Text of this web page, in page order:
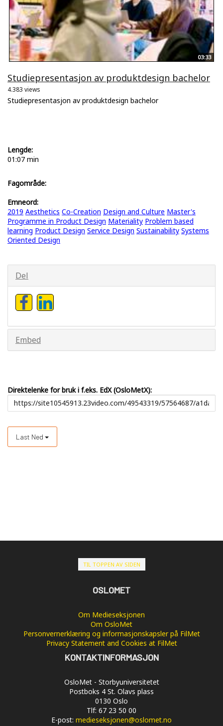
03:33
Studiepresentasjon av produktdesign bachelor
4.383 views
Studiepresentasjon av produktdesign bachelor
Lengde:
01:07 min
Fagområde:
Emneord:
2019 Aesthetics Co-Creation Design and Culture Master's
Programme in Product Design Materiality Problem based
learning Product Design Service Design Sustainability Systems
Oriented Design
Del
Embed
Direktelenke for bruk i f.eks. EdX (OsloMetX):
Last Ned
TIL TOPPEN AV SIDEN
OSLOMET
Om Medieseksjonen
Om OsloMet
Personvernerklæring og informasjonskapsler på FilMet
Privacy Statement and Cookies at FilMet
KONTAKTINFORMASJON
OsloMet - Storbyuniversitetet
Postboks 4 St. Olavs plass
0130 Oslo
Tlf: 67 23 50 00
E-post: medieseksjonen@oslomet.no